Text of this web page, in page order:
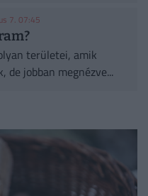
7. 07:45
területei, amik
de jobban megnézve...